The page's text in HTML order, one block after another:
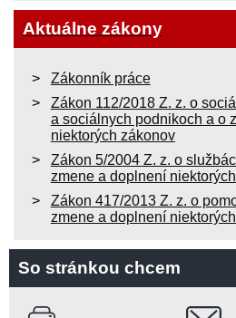
Aktuálne zákony
Zákonník práce
Zákon 112/2018 Z. z. o
a sociálnych podnikoch a o
niektorých zákonov
Zákon 5/2004 Z. z. o
zmene a doplnení
Zákon 417/2013 Z. z. o
zmene a doplnení
So stránkou chcem